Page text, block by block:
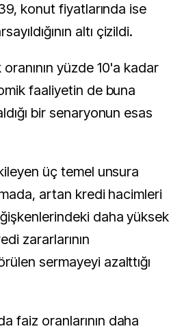
konut fiyatlarında ise
altı çizildi.
yüzde 10'a kadar
faaliyetin de buna
bir senaryonun esas
üç temel unsura
artan kredi hacimleri
daha yüksek
zararlarının
sermayeyi azalttığı
faiz oranlarının daha